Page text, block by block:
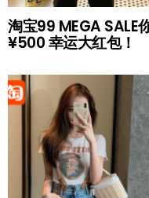
淘宝99 MEGA SALE
¥500 幸运大红包！